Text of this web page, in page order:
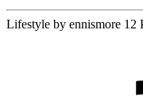
Lifestyle by ennismore 12